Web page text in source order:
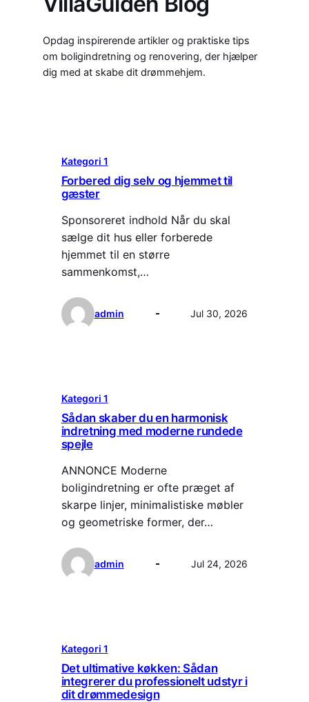
Opdag inspirerende artikler og praktiske tips
om boligindretning og renovering, der hjælper
dig med at skabe dit drømmehjem.
Kategori 1
Forbered dig selv og hjemmet til
gæster
Sponsoreret indhold Når du skal
sælge dit hus eller forberede
hjemmet til en større
sammenkomst,…
admin Jul 30, 2026
Kategori 1
Sådan skaber du en harmonisk
indretning med moderne rundede
spejle
ANNONCE Moderne
boligindretning er ofte præget af
skarpe linjer, minimalistiske møbler
og geometriske former, der…
admin Jul 24, 2026
Kategori 1
Det ultimative køkken: Sådan
integrerer du professionelt udstyr i
dit drømmedesign